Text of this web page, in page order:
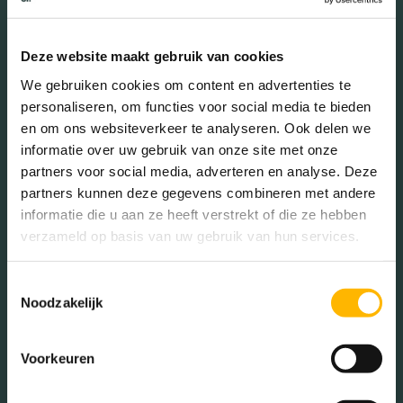
Deze website maakt gebruik van cookies
We gebruiken cookies om content en advertenties te
personaliseren, om functies voor social media te bieden
en om ons websiteverkeer te analyseren. Ook delen we
informatie over uw gebruik van onze site met onze
partners voor social media, adverteren en analyse. Deze
partners kunnen deze gegevens combineren met andere
informatie die u aan ze heeft verstrekt of die ze hebben
verzameld op basis van uw gebruik van hun services.
Noodzakelijk
Voorkeuren
Burgerlijke staat in wijk
Gehuwd (32.29%)
Ongehuwd (56.60%)
Gescheiden (9.03%)
Verweduwd (2.08%)
Leeftijd in wijk
0 - 15 jaar (23.10%)